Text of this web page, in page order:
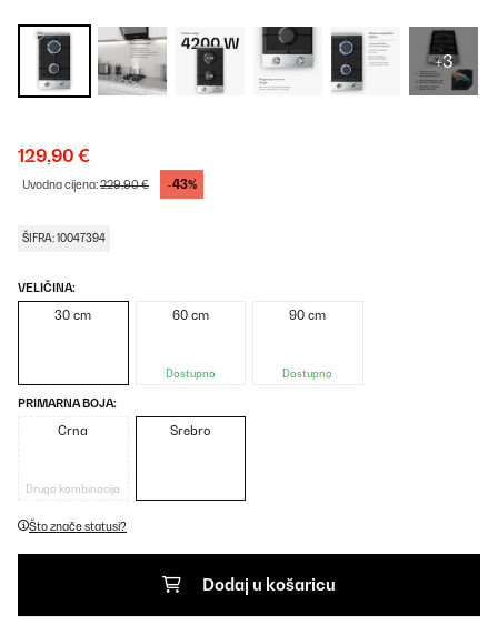
+3
129,90 €
Uvodna cijena:229,90 € -43%
ŠIFRA: 10047394
VELIČINA:
30 cm 60 cm
Dostupno
90 cm
Dostupno
PRIMARNA BOJA:
Crna
Druga kombinacija
Srebro
Što znače statusi?
Dodaj u košaricu